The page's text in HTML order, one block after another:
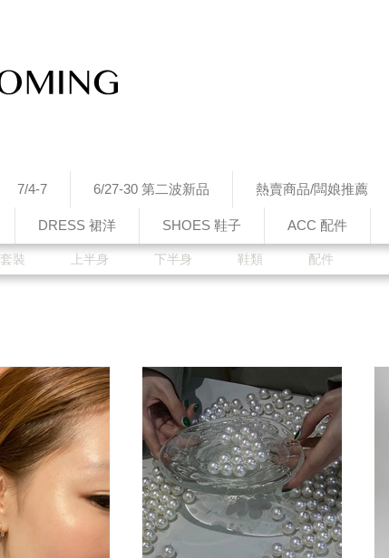
7/4-7 6/27-30 第二波新品 熱賣商品/闆娘推薦
DRESS 裙洋 SHOES 鞋子 ACC 配件
套裝 上半身 下半身 鞋類 配件